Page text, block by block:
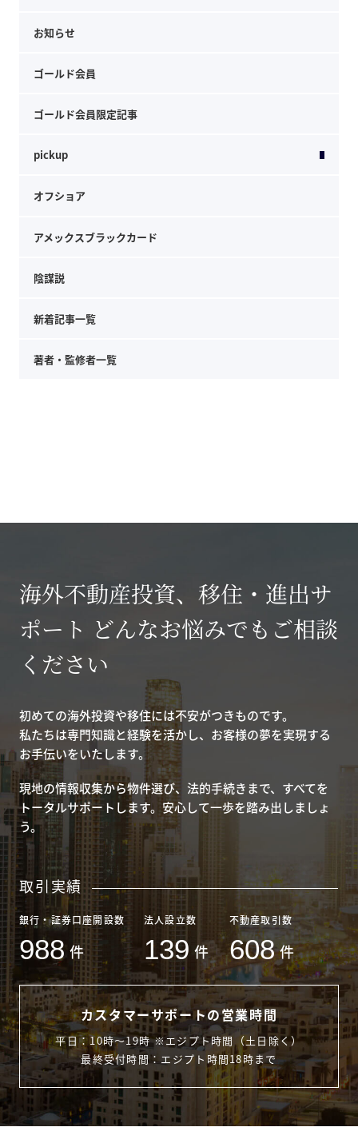
お知らせ
ゴールド会員
ゴールド会員限定記事
pickup
オフショア
アメックスブラックカード
陰謀説
新着記事一覧
著者・監修者一覧
海外不動産投資、移住・進出サ
ポート どんなお悩みでもご相談
ください
初めての海外投資や移住には不安がつきものです。
私たちは専門知識と経験を活かし、お客様の夢を実現する
お手伝いをいたします。
現地の情報収集から物件選び、法的手続きまで、すべてを
トータルサポートします。安心して一歩を踏み出しましょ
う。
取引実績
銀行・証券口座開設数
988 件
法人設立数
139 件
不動産取引数
608 件
カスタマーサポートの営業時間
平日：10時〜19時 ※エジプト時間（土日除く）
最終受付時間：エジプト時間18時まで